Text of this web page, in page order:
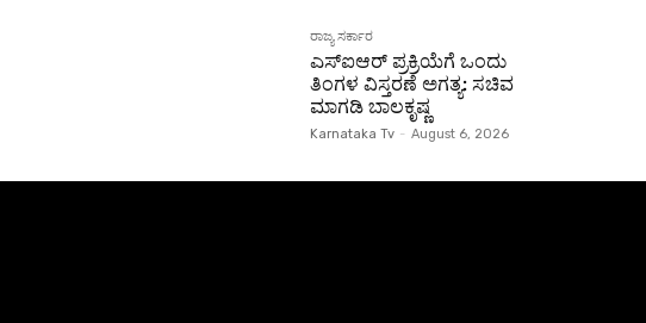
ರಾಜ್ಯ ಸರ್ಕಾರ
ಎಸ್‌ಐಆರ್ ಪ್ರಕ್ರಿಯೆಗೆ ಒಂದು
ತಿಂಗಳ ವಿಸ್ತರಣೆ ಅಗತ್ಯ: ಸಚಿವ
ಮಾಗಡಿ ಬಾಲಕೃಷ್ಣ
Karnataka Tv - August 6, 2026